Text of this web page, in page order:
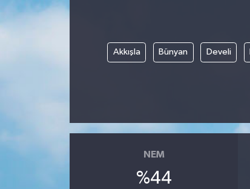
Akkışla Bünyan Develi
NEM
%44